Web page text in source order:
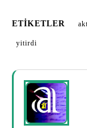
ETIKETLER
yitirdi